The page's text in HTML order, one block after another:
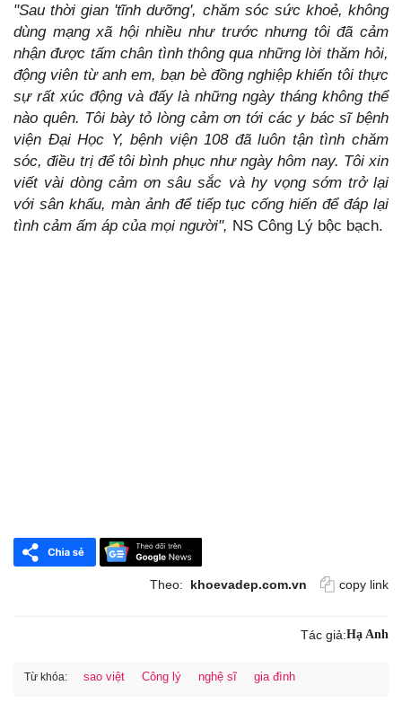
"Sau thời gian 'tĩnh dưỡng', chăm sóc sức khoẻ, không
dùng mạng xã hội nhiều như trước nhưng tôi đã cảm
nhận được tấm chân tình thông qua những lời thăm hỏi,
động viên từ anh em, bạn bè đồng nghiệp khiến tôi thực
sự rất xúc động và đấy là những ngày tháng không thể
nào quên. Tôi bày tỏ lòng cảm ơn tới các y bác sĩ bệnh
viện Đại Học Y, bệnh viện 108 đã luôn tận tình chăm
sóc, điều trị để tôi bình phục như ngày hôm nay. Tôi xin
viết vài dòng cảm ơn sâu sắc và hy vọng sớm trở lại
với sân khấu, màn ảnh để tiếp tục cống hiến để đáp lại
tình cảm ấm áp của mọi người", NS Công Lý bộc bạch.
Theo: khoevadep.com.vn copy link
Tác giả:Hạ Anh
Từ khóa: sao việt Công lý nghệ sĩ gia đình